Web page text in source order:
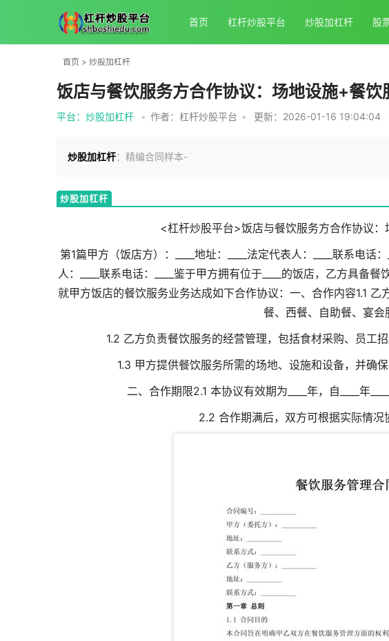
首页 杠杆炒股平台 炒股加杠杆 股
首页 > 炒股加杠杆
饭店与餐饮服务方合作协议：场地设施+餐饮
平台：炒股加杠杆 • 作者：杠杆炒股平台 • 更新：2026-01-16 19:04:04
炒股加杠杆：精编合同样本-
炒股加杠杆
<杠杆炒股平台>饭店与餐饮服务方合作协议
第1篇甲方（饭店方）：____地址：____法定代表人：____联系电话
人：____联系电话：____鉴于甲方拥有位于____的饭店，乙方具备
就甲方饭店的餐饮服务业务达成如下合作协议：一、合作内容1.1
餐、西餐、自助餐、宴会
1.2 乙方负责餐饮服务的经营管理，包括食材采购、员工
1.3 甲方提供餐饮服务所需的场地、设施和设备，并确
二、合作期限2.1 本协议有效期为____年，自____年____
2.2 合作期满后，双方可根据实际情况